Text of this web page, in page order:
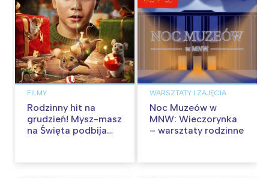
FILMY
Rodzinny hit na
grudzień! Mysz-masz
na Święta podbija
WARSZTATY I ZAJĘCIA
Noc Muzeów w
MNW: Wieczorynka
– warsztaty rodzinne